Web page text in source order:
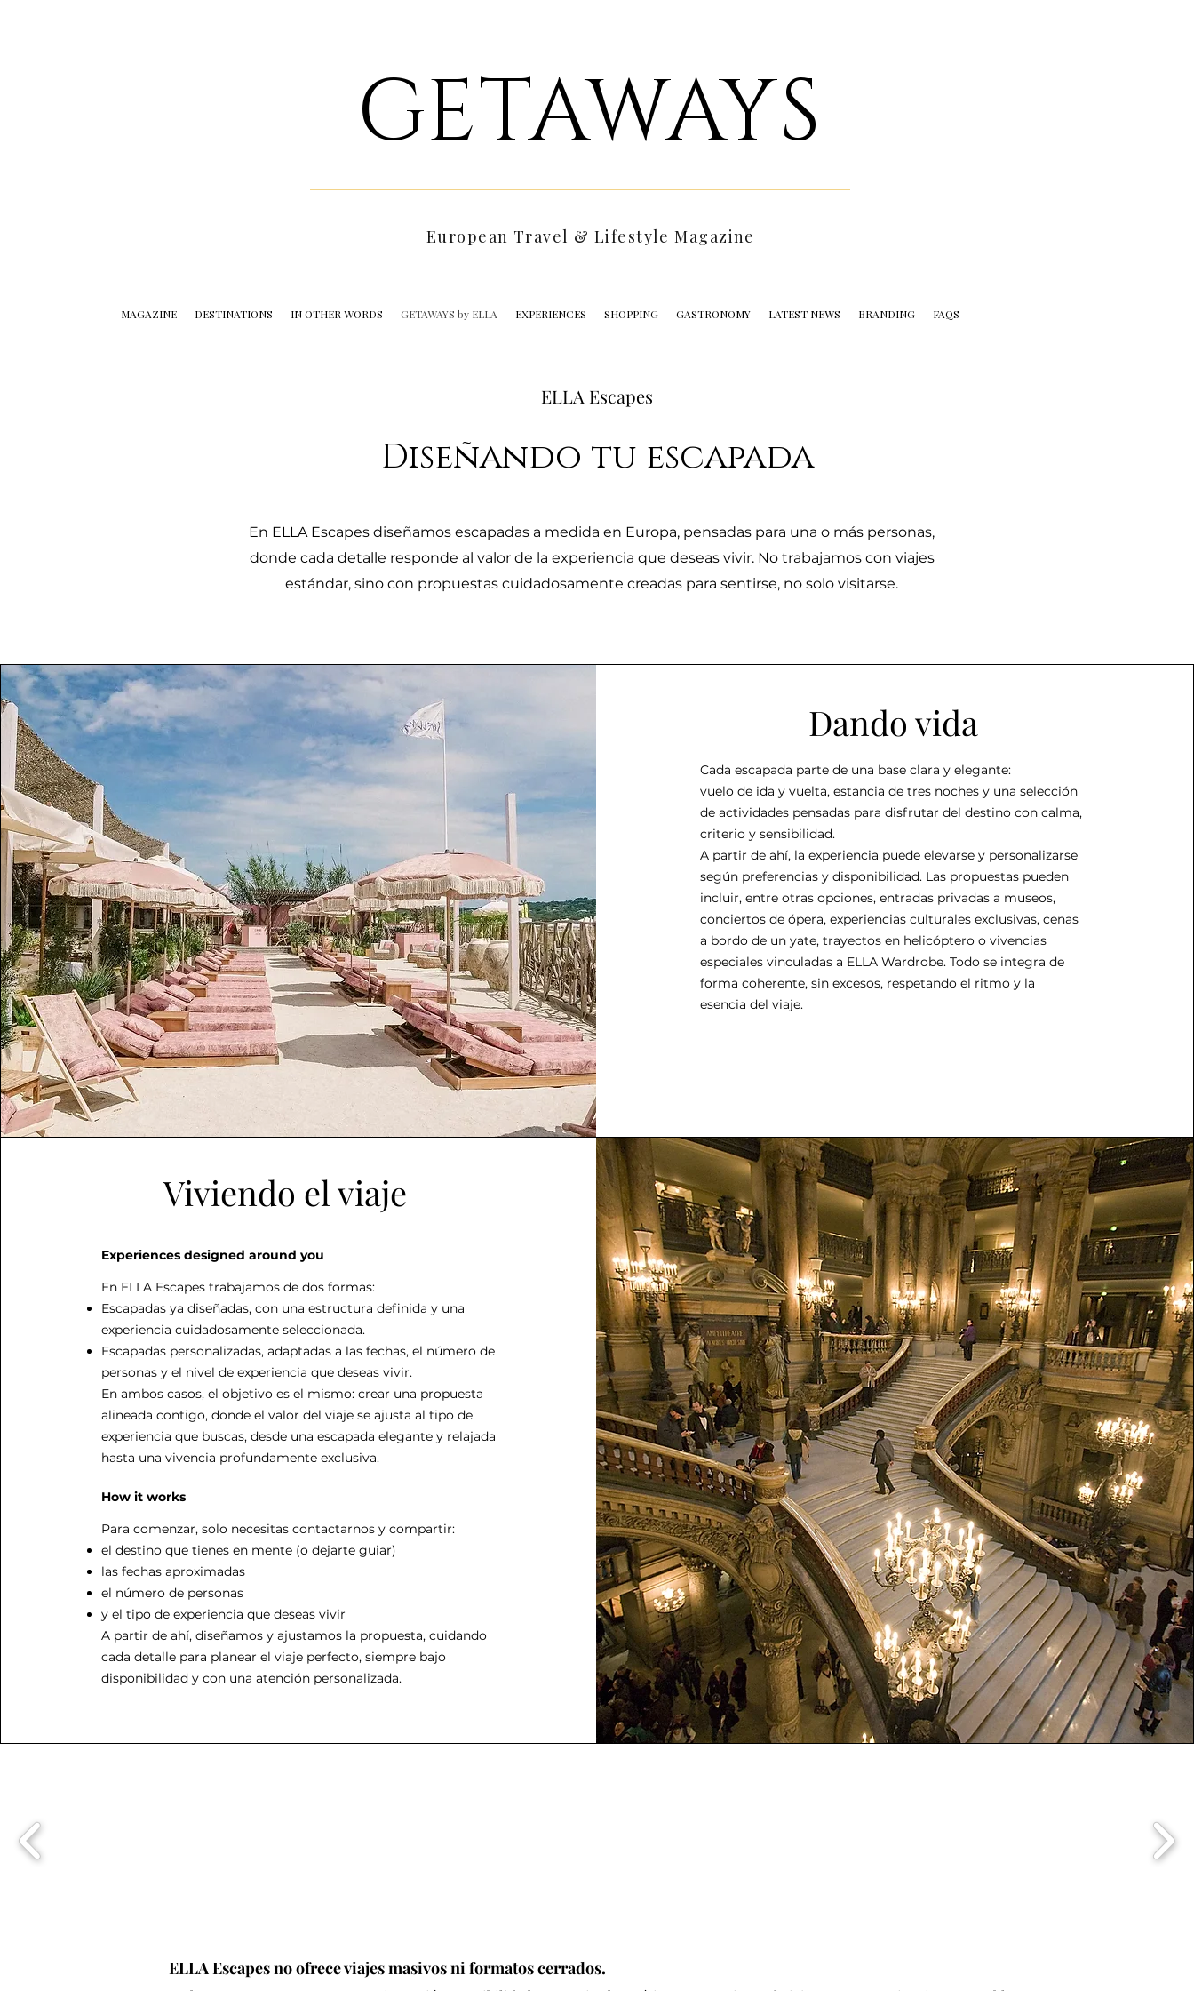
GETAWAYS
European Travel & Lifestyle Magazine
MAGAZINE DESTINATIONS IN OTHER WORDS GETAWAYS by ELLA EXPERIENCES SHOPPING GASTRONOMY LATEST NEWS BRANDING FAQS
ELLA Escapes
Diseñando tu escapada
En ELLA Escapes diseñamos escapadas a medida en Europa, pensadas para una o más personas,
donde cada detalle responde al valor de la experiencia que deseas vivir. No trabajamos con viajes
estándar, sino con propuestas cuidadosamente creadas para sentirse, no solo visitarse.
Dando vida
Cada escapada parte de una base clara y elegante:
vuelo de ida y vuelta, estancia de tres noches y una selección
de actividades pensadas para disfrutar del destino con calma,
criterio y sensibilidad.
A partir de ahí, la experiencia puede elevarse y personalizarse
según preferencias y disponibilidad. Las propuestas pueden
incluir, entre otras opciones, entradas privadas a museos,
conciertos de ópera, experiencias culturales exclusivas, cenas
a bordo de un yate, trayectos en helicóptero o vivencias
especiales vinculadas a ELLA Wardrobe. Todo se integra de
forma coherente, sin excesos, respetando el ritmo y la
esencia del viaje.
Viviendo el viaje
Experiences designed around you
En ELLA Escapes trabajamos de dos formas:
Escapadas ya diseñadas, con una estructura definida y una
experiencia cuidadosamente seleccionada.
Escapadas personalizadas, adaptadas a las fechas, el número de
personas y el nivel de experiencia que deseas vivir.
En ambos casos, el objetivo es el mismo: crear una propuesta
alineada contigo, donde el valor del viaje se ajusta al tipo de
experiencia que buscas, desde una escapada elegante y relajada
hasta una vivencia profundamente exclusiva.
How it works
Para comenzar, solo necesitas contactarnos y compartir:
el destino que tienes en mente (o dejarte guiar)
las fechas aproximadas
el número de personas
y el tipo de experiencia que deseas vivir
A partir de ahí, diseñamos y ajustamos la propuesta, cuidando
cada detalle para planear el viaje perfecto, siempre bajo
disponibilidad y con una atención personalizada.
ELLA Escapes no ofrece viajes masivos ni formatos cerrados.